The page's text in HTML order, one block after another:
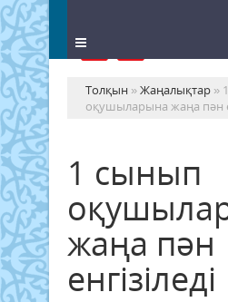
Толқын »Жаңалықтар »
оқушыларына жаңа пән
1 сынып
жаңа пән
енгізіледі